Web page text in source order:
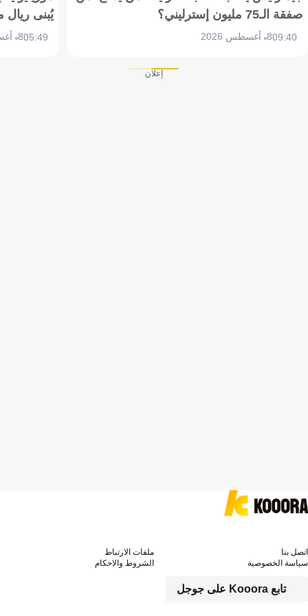
صفقة الـ75 مليون إسترليني؟
09:408 أغسطس 2026
يُبنى ريال
05:498 أغسطس 2026
إعلان
تابع Kooora على جوجل
اتصل بنا
ملفات الارتباط
سياسة الخصوصية
الشروط والاحكام